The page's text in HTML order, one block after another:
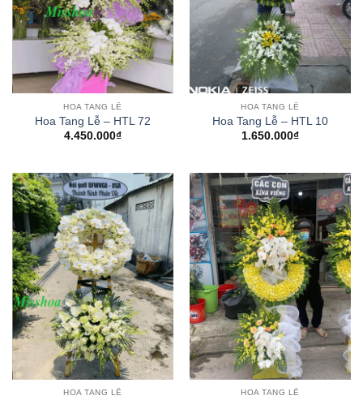
HOA TANG LỄ
Hoa Tang Lễ – HTL 72
4.450.000₫
HOA TANG LỄ
Hoa Tang Lễ – HTL 10
1.650.000₫
HOA TANG LỄ HOA TANG LỄ